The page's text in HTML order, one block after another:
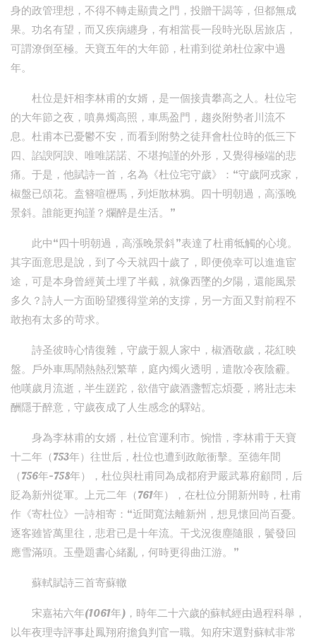
身的政管理想，不得不轉走顯貴之門，投贈干謁等，但都無成
果。功名有望，而又疾病纏身，有相當長一段時光臥居旅店，
可謂潦倒至極。天寶五年的大年節，杜甫到從弟杜位家中過
年。
杜位是奸相李林甫的女婿，是一個接貴攀高之人。杜位宅
的大年節之夜，噴鼻燭高照，車馬盈門，趨炎附勢者川流不
息。杜甫本已憂鬱不安，而看到附勢之徒拜會杜位時的低三下
四、諂諛阿諛、唯唯諾諾、不堪拘謹的外形，又覺得極端的悲
痛。于是，他賦詩一首，名為《杜位宅守歲》：“守歲阿戎家，
椒盤已頌花。盍簪喧櫪馬，列炬散林鴉。四十明朝過，高漲晚
景斜。誰能更拘謹？爛醉是生活。”
此中“四十明朝過，高漲晚景斜”表達了杜甫牴觸的心境。
其字面意思是說，到了今天就四十歲了，即便僥幸可以進進宦
途，可是本身曾經黃土埋了半截，就像西墜的夕陽，還能風景
多久？詩人一方面盼望獲得堂弟的支撐，另一方面又對前程不
敢抱有太多的苛求。
詩圣彼時心情復雜，守歲于親人家中，椒酒敬歲，花紅映
盤。戶外車馬鬧熱熱烈繁華，庭內燭火透明，遣散冷夜陰霾。
他嘆歲月流逝，半生蹉跎，欲借守歲酒盞暫忘煩憂，將壯志未
酬隱于醉意，守歲夜成了人生感念的驛站。
身為李林甫的女婿，杜位官運利市。惋惜，李林甫于天寶
十二年（753年）往世后，杜位也遭到政敵衝擊。至德年間
（756年-758年），杜位與杜甫同為成都府尹嚴武幕府顧問，后
貶為新州從軍。上元二年（761年），在杜位分開新州時，杜甫
作《寄杜位》一詩相寄：“近聞寬法離新州，想見懷回尚百憂。
逐客雖皆萬里往，悲君已是十年流。干戈況復塵隨眼，鬢發回
應雪滿頭。玉壘題書心緒亂，何時更得曲江游。”
蘇軾賦詩三首寄蘇轍
宋嘉祐六年(1061年)，時年二十六歲的蘇軾經由過程科舉，
以年夜理寺評事赴鳳翔府擔負判官一職。知府宋選對蘇軾非常